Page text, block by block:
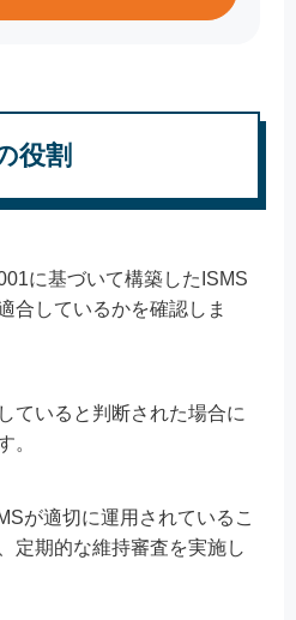
役割
に基づいて構築したISMS
合しているかを確認しま
ていると判断された場合に
。
が適切に運用されているこ
定期的な維持審査を実施し